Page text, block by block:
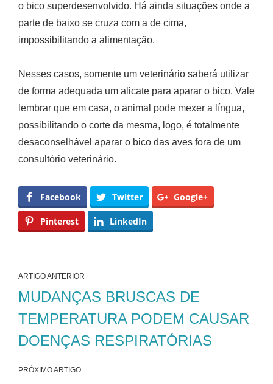
o bico superdesenvolvido. Há ainda situações onde a
parte de baixo se cruza com a de cima,
impossibilitando a alimentação.
Nesses casos, somente um veterinário saberá utilizar
de forma adequada um alicate para aparar o bico. Vale
lembrar que em casa, o animal pode mexer a língua,
possibilitando o corte da mesma, logo, é totalmente
desaconselhável aparar o bico das aves fora de um
consultório veterinário.
Facebook Twitter Google+
Pinterest LinkedIn
ARTIGO ANTERIOR
MUDANÇAS BRUSCAS DE
TEMPERATURA PODEM CAUSAR
DOENÇAS RESPIRATÓRIAS
PRÓXIMO ARTIGO